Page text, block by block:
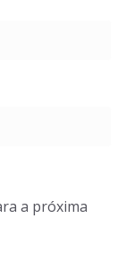
a próxima